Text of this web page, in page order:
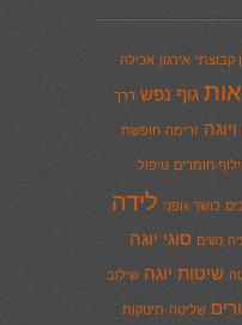
קבוצתי אירגון אכילה
גוף נפש דרך
זרימה חופשת
חומרים טיפול
כושר גופני לידה
נשים סוגי יוגה
שיטות יוגה שילוב
שליטה תינוקות